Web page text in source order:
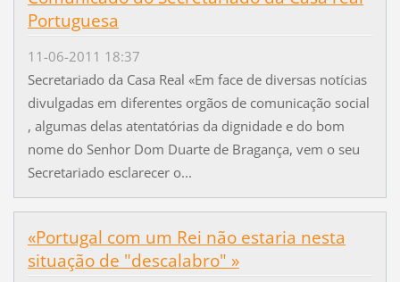
Portuguesa
11-06-2011 18:37
Secretariado da Casa Real «Em face de diversas notícias
divulgadas em diferentes orgãos de comunicação social
, algumas delas atentatórias da dignidade e do bom
nome do Senhor Dom Duarte de Bragança, vem o seu
Secretariado esclarecer o...
«Portugal com um Rei não estaria nesta
situação de "descalabro" »